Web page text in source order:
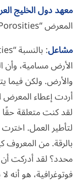
معهد دول الخليج
المعرض “Gentle Porosities”
مشاعل
الأرض مسامية، وأن
والأرض. ولكن فيما
أردت إعطاء
لقد كنت متعلقة حقًا
بالرقة. من
محدد؟ لقد أدركت
فوتوغرافية، هو أنه